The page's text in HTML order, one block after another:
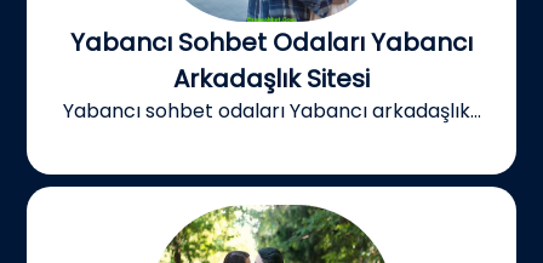
Yabancı Sohbet Odaları Yabancı
Arkadaşlık Sitesi
Yabancı sohbet odaları Yabancı arkadaşlık...